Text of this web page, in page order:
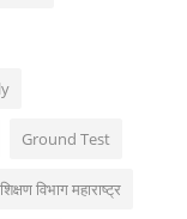
Ground Test
विभाग महाराष्ट्र